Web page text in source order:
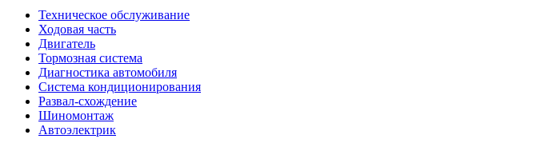
Техническое обслуживание
Ходовая часть
Двигатель
Тормозная система
Диагностика автомобиля
Система кондиционирования
Развал-схождение
Шиномонтаж
Автоэлектрик